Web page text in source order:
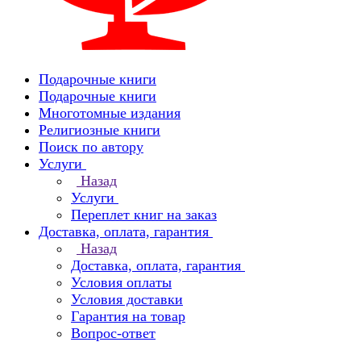
Подарочные книги
Подарочные книги
Многотомные издания
Религиозные книги
Поиск по автору
Услуги
Назад
Услуги
Переплет книг на заказ
Доставка, оплата, гарантия
Назад
Доставка, оплата, гарантия
Условия оплаты
Условия доставки
Гарантия на товар
Вопрос-ответ